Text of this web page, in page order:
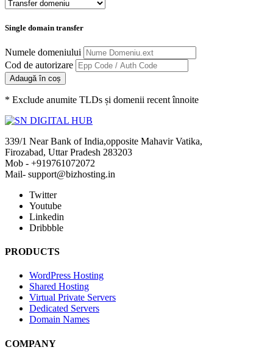
Single domain transfer
Numele domeniului
Cod de autorizare
Adaugă în coș
* Exclude anumite TLDs și domenii recent înnoite
339/1 Near Bank of India,opposite Mahavir Vatika,
Firozabad, Uttar Pradesh 283203
Mob - +919761072072
Mail- support@bizhosting.in
Twitter
Youtube
Linkedin
Dribbble
PRODUCTS
WordPress Hosting
Shared Hosting
Virtual Private Servers
Dedicated Servers
Domain Names
COMPANY